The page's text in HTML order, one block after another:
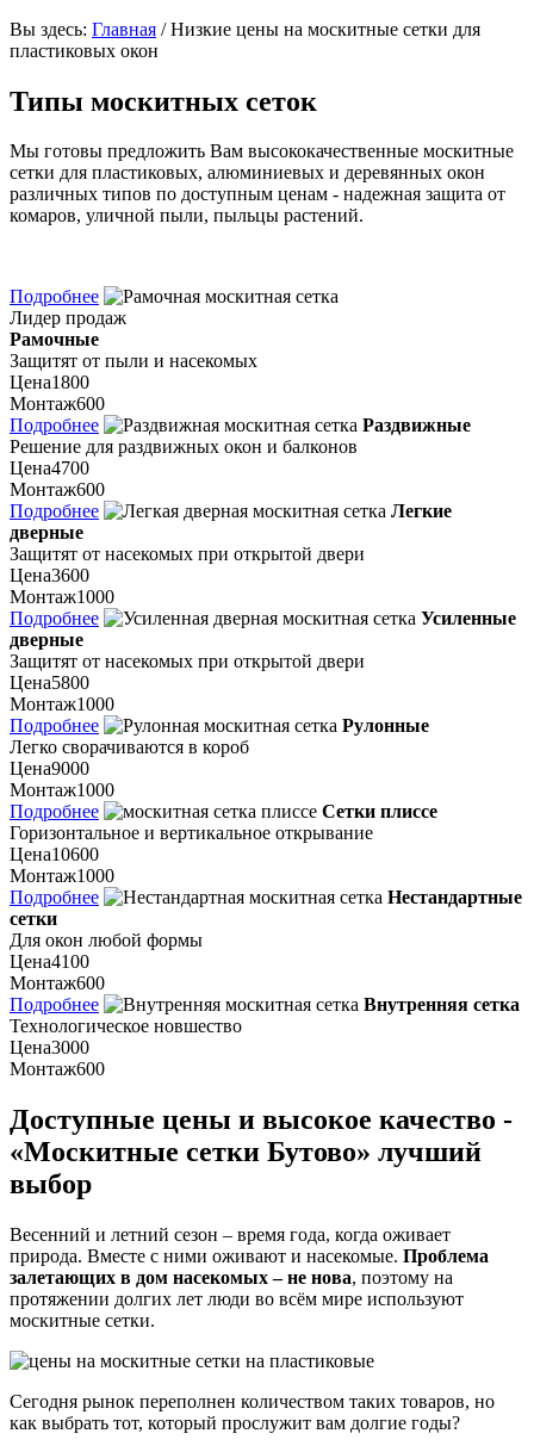
Вы здесь: Главная /Низкие цены на москитные сетки для
пластиковых окон
Типы москитных сеток
Мы готовы предложить Вам высококачественные москитные
сетки для пластиковых, алюминиевых и деревянных окон
различных типов по доступным ценам - надежная защита от
комаров, уличной пыли, пыльцы растений.
Подробнее
Лидер продаж
Рамочные
Защитят от пыли и насекомых
Цена1800
Монтаж600
Подробнее
Раздвижные
Решение для раздвижных окон и балконов
Цена4700
Монтаж600
Подробнее
Легкие
дверные
Защитят от насекомых при открытой двери
Цена3600
Монтаж1000
Подробнее
Усиленные
дверные
Защитят от насекомых при открытой двери
Цена5800
Монтаж1000
Подробнее
Рулонные
Легко сворачиваются в короб
Цена9000
Монтаж1000
Подробнее
Сетки плиссе
Горизонтальное и вертикальное открывание
Цена10600
Монтаж1000
Подробнее
Нестандартные
сетки
Для окон любой формы
Цена4100
Монтаж600
Подробнее
Внутренняя сетка
Технологическое новшество
Цена3000
Монтаж600
Доступные цены и высокое качество -
«Москитные сетки Бутово» лучший
выбор
Весенний и летний сезон – время года, когда оживает
природа. Вместе с ними оживают и насекомые. Проблема
залетающих в дом насекомых – не нова, поэтому на
протяжении долгих лет люди во всём мире используют
москитные сетки.
Сегодня рынок переполнен количеством таких товаров, но
как выбрать тот, который прослужит вам долгие годы?